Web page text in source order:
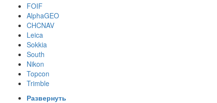
FOIF
AlphaGEO
CHCNAV
Leica
Sokkia
South
Nikon
Topcon
Trimble
Развернуть